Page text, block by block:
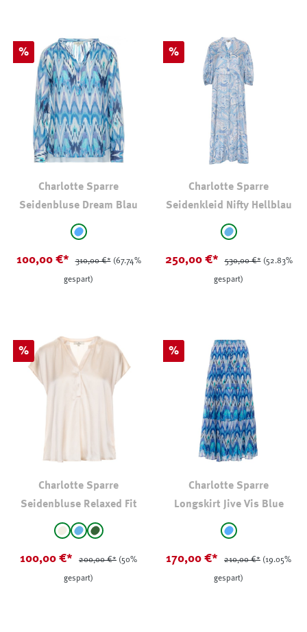
Rabatt
%
Charlotte Sparre
Seidenbluse Dream Blau
auswählen
hellblau - gemustert
100,00 €* 310,00 €* (67.74%
gespart)
Rabatt
%
Charlotte Sparre
Seidenkleid Nifty Hellblau
auswählen
hellblau -
250,00 €* 530,00 €* (52.83%
gespart)
Rabatt
%
Charlotte Sparre
Seidenbluse Relaxed Fit
auswählen
naturHellblau
Oliv
100,00 €* 200,00 €* (50%
gespart)
Rabatt
%
Charlotte Sparre
Longskirt Jive Vis Blue
auswählen
hellblau -
170,00 €* 210,00 €* (19.05%
gespart)